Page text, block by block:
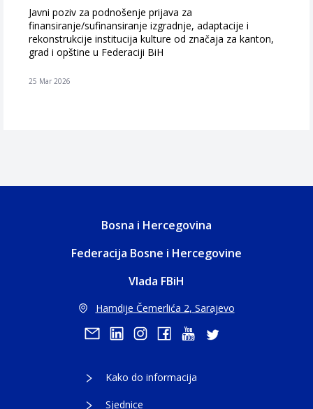
Javni poziv za podnošenje prijava za
finansiranje/sufinansiranje izgradnje, adaptacije i
rekonstrukcije institucija kulture od značaja za kanton,
grad i opštine u Federaciji BiH
25 Mar 2026
Bosna i Hercegovina
Federacija Bosne i Hercegovine
Vlada FBiH
Hamdije Čemerlića 2, Sarajevo
Kako do informacija
Sjednice